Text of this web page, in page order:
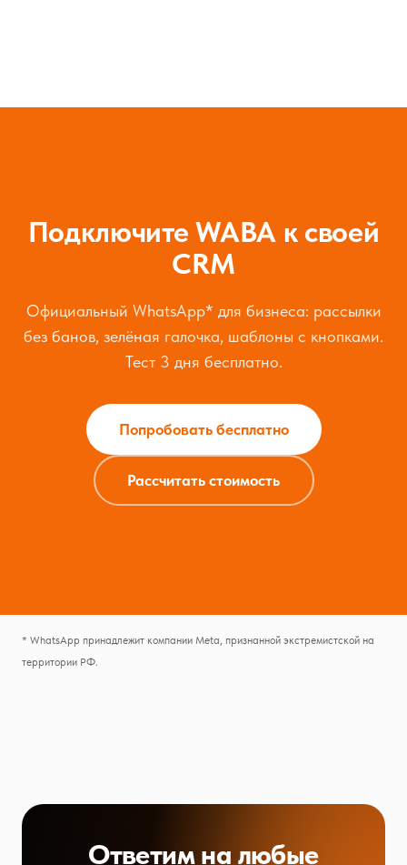
Подключите WABA к своей
CRM
Официальный WhatsApp* для бизнеса: рассылки
без банов, зелёная галочка, шаблоны с кнопками.
Тест 3 дня бесплатно.
Попробовать бесплатно
Рассчитать стоимость
* WhatsApp принадлежит компании Meta, признанной экстремистской на
территории РФ.
Ответим на любые